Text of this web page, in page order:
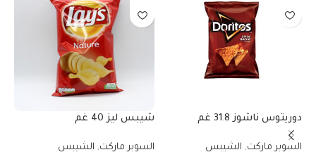
دوريتوس ناشوز 31.8 غم
السوبر ماركت, الشيبس
شيبس ليز 40 غم
السوبر ماركت, الشيبس